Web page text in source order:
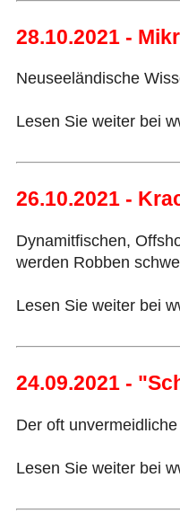
28.10.2021 -
Neuseeländische
Lesen Sie weiter bei
26.10.2021 -
Dynamitfischen,
werden Robben
Lesen Sie weiter bei
24.09.2021 -
Der oft
Lesen Sie weiter bei